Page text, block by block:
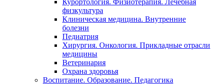
Курортология. Физиотерапия. Лечебная
физкультура
Клиническая медицина. Внутренние
болезни
Педиатрия
Хирургия. Онкология. Прикладные отрасли
медицины
Ветеринария
Охрана здоровья
Воспитание. Образование. Педагогика